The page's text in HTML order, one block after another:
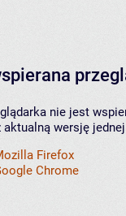
nie jest
aktualną wersję
Firefox
Chrome